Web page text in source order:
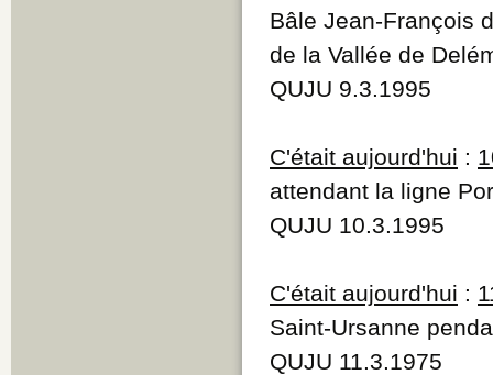
Bâle Jean-François
de la Vallée de
QUJU 9.3.1995
C'était aujourd'hui :
attendant la ligne
QUJU 10.3.1995
C'était aujourd'hui :
Saint-Ursanne
QUJU 11.3.1975